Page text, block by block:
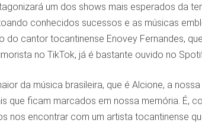
um dos shows mais esperados da
conhecidos sucessos e as músicas
do cantor tocantinense Enovey Fernandes,
no TikTok, já é bastante ouvido no
da música brasileira, que é Alcione, a nossa
que ficam marcados em nossa memória. É,
nos encontrar com um artista tocantinense